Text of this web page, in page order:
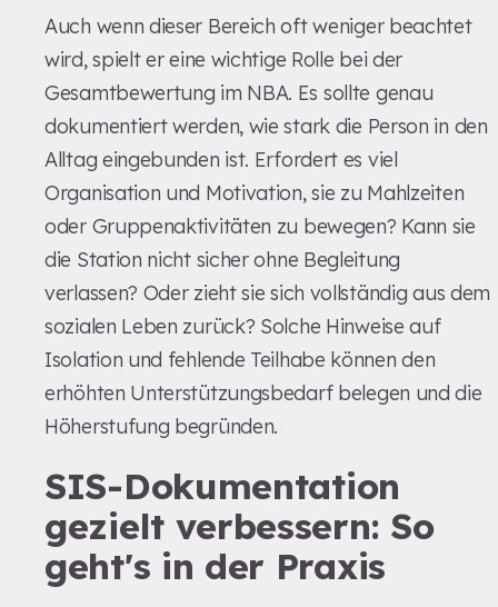
Auch wenn dieser Bereich oft weniger beachtet
wird, spielt er eine wichtige Rolle bei der
Gesamtbewertung im NBA. Es sollte genau
dokumentiert werden, wie stark die Person in den
Alltag eingebunden ist. Erfordert es viel
Organisation und Motivation, sie zu Mahlzeiten
oder Gruppenaktivitäten zu bewegen? Kann sie
die Station nicht sicher ohne Begleitung
verlassen? Oder zieht sie sich vollständig aus dem
sozialen Leben zurück? Solche Hinweise auf
Isolation und fehlende Teilhabe können den
erhöhten Unterstützungsbedarf belegen und die
Höherstufung begründen.
SIS-Dokumentation
gezielt verbessern: So
geht's in der Praxis